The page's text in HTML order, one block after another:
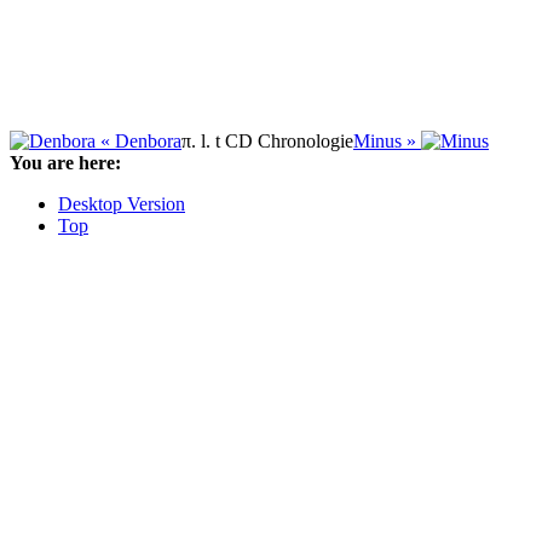
« Denboraπ. l. t CD ChronologieMinus »
You are here:
Desktop Version
Top